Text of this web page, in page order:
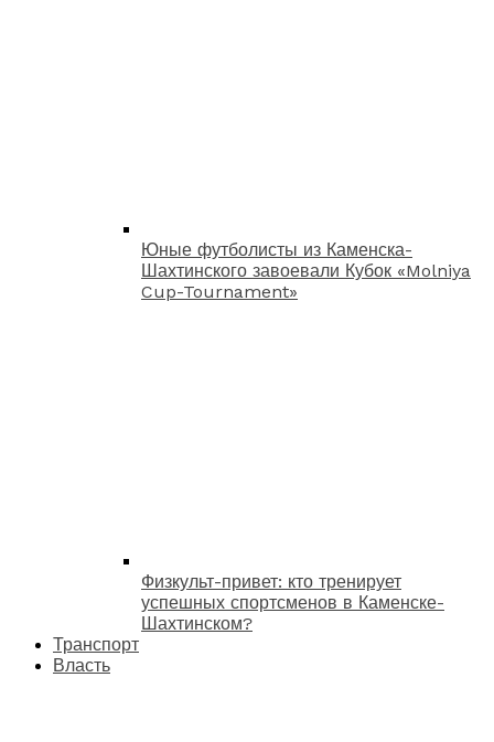
Юные футболисты из Каменска-
Шахтинского завоевали Кубок «Molniya
Cup-Tournament»
Физкульт-привет: кто тренирует
успешных спортсменов в Каменске-
Шахтинском?
Транспорт
Власть